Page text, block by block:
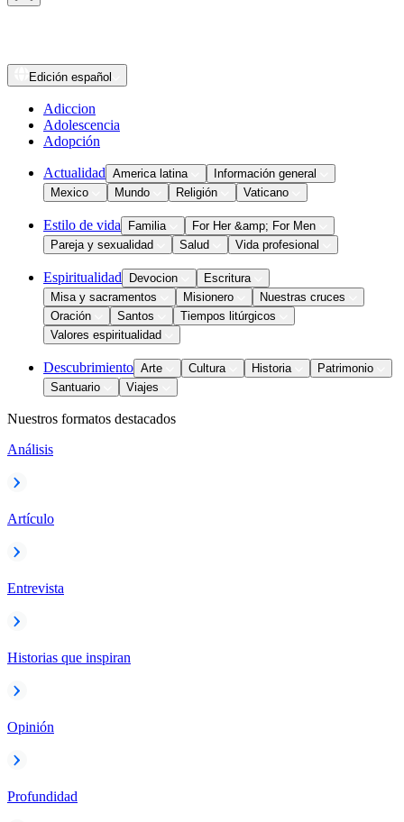
Edición español
Adiccion
Adolescencia
Adopción
Actualidad America latina
Información general
Mexico
Mundo Religión Vaticano
Estilo de vida Familia
For Her &amp; For Men
Pareja y sexualidad
Salud Vida profesional
Espiritualidad Devocion
Escritura
Misa y sacramentos
Misionero
Nuestras cruces
Oración
Santos
Tiempos litúrgicos
Valores espiritualidad
Descubrimiento Arte Cultura Historia
Patrimonio
Santuario
Viajes
Nuestros formatos destacados
Análisis
Artículo
Entrevista
Historias que inspiran
Opinión
Profundidad